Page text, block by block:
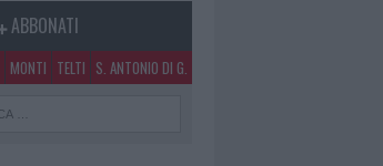
ABBONATI
MONTI TELTI S. ANTONIO DI G.